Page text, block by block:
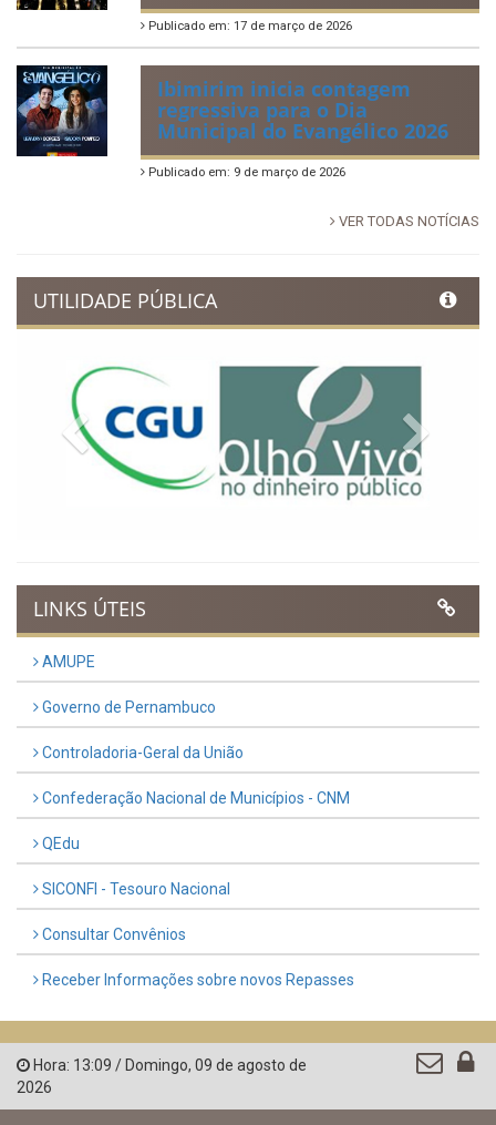
Publicado em: 17 de março de 2026
Ibimirim inicia contagem
regressiva para o Dia
Municipal do Evangélico 2026
Publicado em: 9 de março de 2026
VER TODAS NOTÍCIAS
UTILIDADE PÚBLICA
Previous
LINKS ÚTEIS
AMUPE
Governo de Pernambuco
Controladoria-Geral da União
Confederação Nacional de Municípios - CNM
QEdu
SICONFI - Tesouro Nacional
Consultar Convênios
Receber Informações sobre novos Repasses
Hora: 13:09 /Domingo, 09 de agosto de
2026